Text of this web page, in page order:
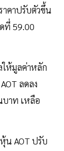
าคาปรับตัวขึ้น
ที่ 59.00
ห้มูลค่าหลัก
ลดลง
บาท เหลือ
น AOT ปรับ